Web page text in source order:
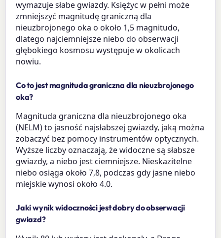
wymazuje słabe gwiazdy. Księżyc w pełni może
zmniejszyć magnitudę graniczną dla
nieuzbrojonego oka o około 1,5 magnitudo,
dlatego najciemniejsze niebo do obserwacji
głębokiego kosmosu występuje w okolicach
nowiu.
Co to jest magnituda graniczna dla nieuzbrojonego
oka?
Magnituda graniczna dla nieuzbrojonego oka
(NELM) to jasność najsłabszej gwiazdy, jaką można
zobaczyć bez pomocy instrumentów optycznych.
Wyższe liczby oznaczają, że widoczne są słabsze
gwiazdy, a niebo jest ciemniejsze. Nieskazitelne
niebo osiąga około 7,8, podczas gdy jasne niebo
miejskie wynosi około 4.0.
Jaki wynik widoczności jest dobry do obserwacji
gwiazd?